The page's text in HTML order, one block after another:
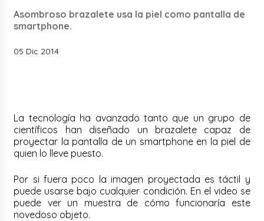
Asombroso brazalete usa la piel como pantalla de
smartphone.
05 Dic 2014
La tecnología ha avanzado tanto que un grupo de
científicos han diseñado un brazalete capaz de
proyectar la pantalla de un smartphone en la piel de
quien lo lleve puesto.
Por si fuera poco la imagen proyectada es táctil y
puede usarse bajo cualquier condición. En el video se
puede ver un muestra de cómo funcionaría este
novedoso objeto.